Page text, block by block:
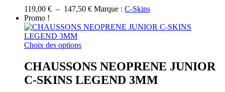
être
sur
page
produit
119,00 € – 147,50 €Plage
prix :
Marque : C-Skins
Promo !
Choix des optionsCe
a
plusieurs
variations.
CHAUSSONS NEOPRENE JUNIOR
C-SKINS LEGEND 3MM